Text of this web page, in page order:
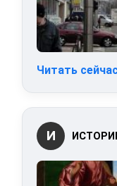
Читать
И